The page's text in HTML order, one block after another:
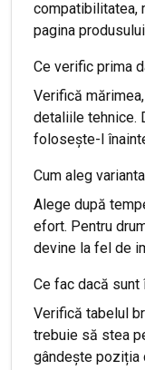
compatibilitatea,
pagina
Ce verific prima
Verifică
detaliile tehnice.
folosește-l
Cum aleg
Alege după
efort. Pentru
devine la fel de
Ce fac dacă sunt
Verifică tabelul
trebuie să stea
gândește poziția